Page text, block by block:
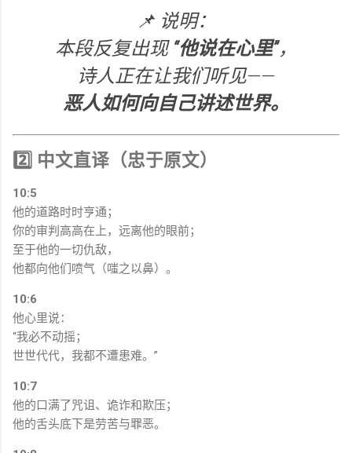
📌 说明：
本段反复出现 “他说在心里”，
诗人正在让我们听见——
恶人如何向自己讲述世界。
2️⃣ 中文直译（忠于原文）
10:5
他的道路时时亨通；
你的审判高高在上，远离他的眼前；
至于他的一切仇敌，
他都向他们喷气（嗤之以鼻）。
10:6
他心里说：
“我必不动摇；
世世代代，我都不遭患难。”
10:7
他的口满了咒诅、诡诈和欺压；
他的舌头底下是劳苦与罪恶。